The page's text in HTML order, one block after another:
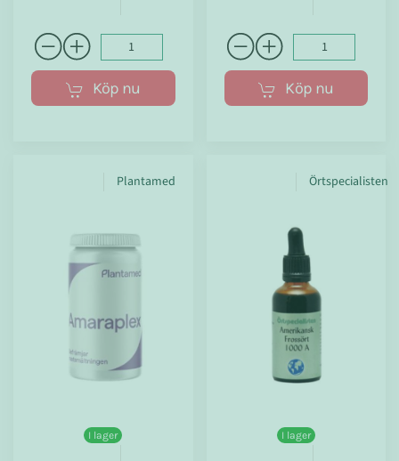
Köp nu Köp nu
Plantamed
I lager
Örtspecialisten
I lager